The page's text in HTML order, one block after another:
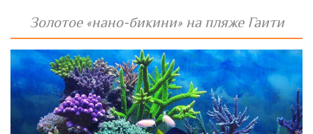
Золотое «нано-бикини» на пляже Гаити